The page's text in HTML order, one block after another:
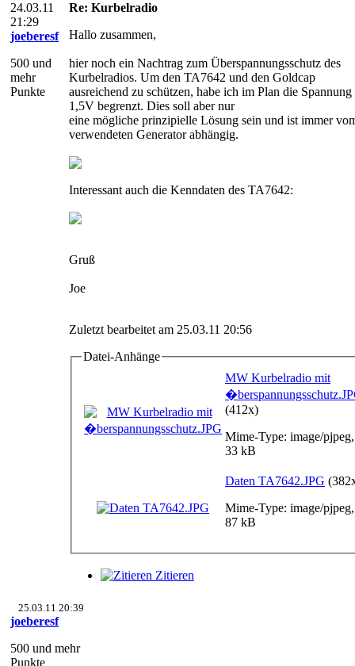
24.03.11
21:29
joeberesf
500 und
mehr
Punkte
Re: Kurbelradio
Hallo zusammen,
hier noch ein Nachtrag zum Überspannungsschutz des
Kurbelradios. Um den TA7642 und den Goldcap
ausreichend zu schützen, habe ich im Plan die Spannung
1,5V begrenzt. Dies soll aber nur
eine mögliche prinzipielle Lösung sein und ist immer
verwendeten Generator abhängig.
Interessant auch die Kenndaten des TA7642:
Gruß
Joe
Zuletzt bearbeitet am 25.03.11 20:56
Datei-Anhänge
MW Kurbelradio mit
(412x)
Mime-Type: image/pjpeg,
33 kB
Daten TA7642.JPG
Mime-Type: image/pjpeg,
87 kB
Zitieren
25.03.11 20:39
joeberesf
500 und mehr
Punkte